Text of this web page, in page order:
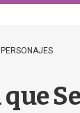
PERSONAJES
que